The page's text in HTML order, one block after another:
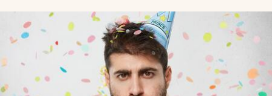
Espiritualidad
Mediakit
abre en nueva pestaña
México